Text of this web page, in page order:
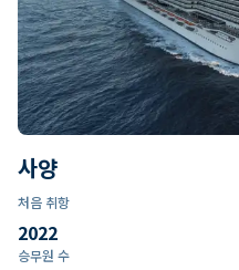
사양
처음 취항
2022
승무원 수